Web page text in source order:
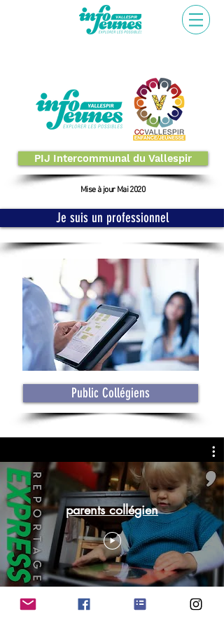
PIJ Intercommunal du Vallespir
Mise à jour Mai 2020
Je suis un professionnel
Public Collégiens
L'info en vidéo
parents collégien